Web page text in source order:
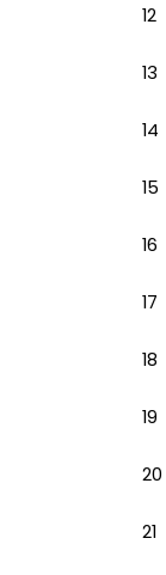
12
13
14
15
16
17
18
19
20
21